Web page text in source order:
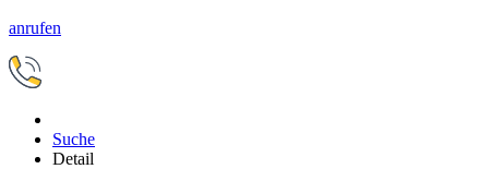
anrufen
Suche
Detail